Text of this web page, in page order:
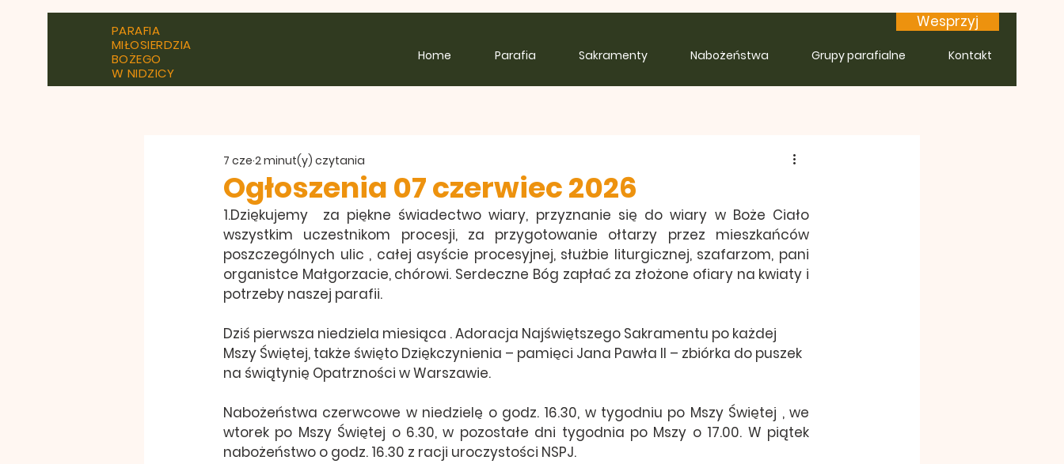
PARAFIA
MIŁOSIERDZIA
BOŻEGO
W NIDZICY
Wesprzyj
Home Parafia Sakramenty Nabożeństwa Grupy parafialne Kontakt
Ogłoszenia 07 czerwiec 2026
7 cze 2 minut(y) czytania
1.Dziękujemy  za piękne świadectwo wiary, przyznanie się do wiary w Boże Ciało
wszystkim uczestnikom procesji, za przygotowanie ołtarzy przez mieszkańców
poszczególnych ulic , całej asyście procesyjnej, służbie liturgicznej, szafarzom, pani
organistce Małgorzacie, chórowi. Serdeczne Bóg zapłać za złożone ofiary na kwiaty i
potrzeby naszej parafii.
Dziś pierwsza niedziela miesiąca . Adoracja Najświętszego Sakramentu po każdej
Mszy Świętej, także święto Dziękczynienia – pamięci Jana Pawła II – zbiórka do puszek
na świątynię Opatrzności w Warszawie.
Nabożeństwa czerwcowe w niedzielę o godz. 16.30, w tygodniu po Mszy Świętej , we
wtorek po Mszy Świętej o 6.30, w pozostałe dni tygodnia po Mszy o 17.00. W piątek
nabożeństwo o godz. 16.30 z racji uroczystości NSPJ.